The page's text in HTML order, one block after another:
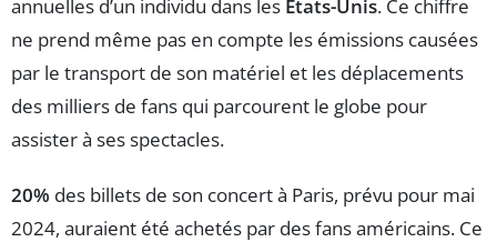
annuelles d’un individu dans les États-Unis. Ce chiffre
ne prend même pas en compte les émissions causées
par le transport de son matériel et les déplacements
des milliers de fans qui parcourent le globe pour
assister à ses spectacles.
20% des billets de son concert à Paris, prévu pour mai
2024, auraient été achetés par des fans américains. Ce